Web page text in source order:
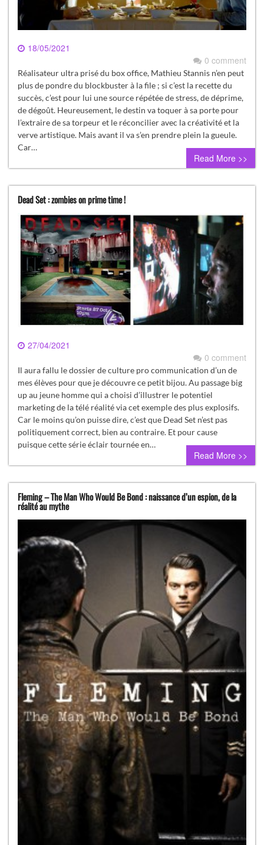
18/05/2021
0 comment
Réalisateur ultra prisé du box office, Mathieu Stannis n’en peut
plus de pondre du blockbuster à la file ; si c’est la recette du
succès, c’est pour lui une source répétée de stress, de déprime,
de dégoût. Heureusement, le destin va toquer à sa porte pour
l’extraire de sa torpeur et le réconcilier avec la créativité et la
verve artistique. Mais avant il va s’en prendre plein la gueule.
Car…
Read More >>
Dead Set : zombies on prime time !
27/04/2021
0 comment
Il aura fallu le dossier de culture pro communication d’un de
mes élèves pour que je découvre ce petit bijou. Au passage big
up au jeune homme qui a choisi d’illustrer le potentiel
marketing de la télé réalité via cet exemple des plus explosifs.
Car le moins qu’on puisse dire, c’est que Dead Set n’est pas
politiquement correct, bien au contraire. Et pour cause
puisque cette série éclair tournée en…
Read More >>
Fleming – The Man Who Would Be Bond : naissance d’un espion, de la
réalité au mythe